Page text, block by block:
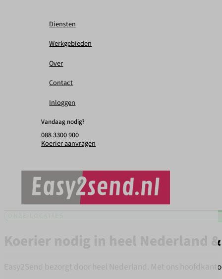
Diensten
Werkgebieden
Over
Contact
Inloggen
Vandaag nodig?
088 3300 900
Koerier aanvragen
Koerier nodig in heel Nederland
Easy2Send bezorgt door heel Nederland. Met ons